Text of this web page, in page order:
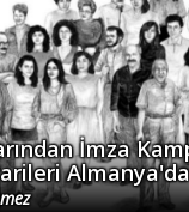
İmza
Almanya'da